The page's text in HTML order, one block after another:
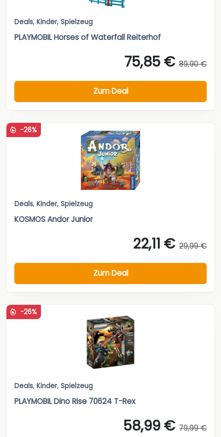
Deals, Kinder, Spielzeug
PLAYMOBIL Horses of Waterfall Reiterhof
75,85 € 89,90 €
Zum Deal
-26%
Deals, Kinder, Spielzeug
KOSMOS Andor Junior
22,11 € 29,99 €
Zum Deal
-26%
Deals, Kinder, Spielzeug
PLAYMOBIL Dino Rise 70624 T-Rex
58,99 € 79,99 €